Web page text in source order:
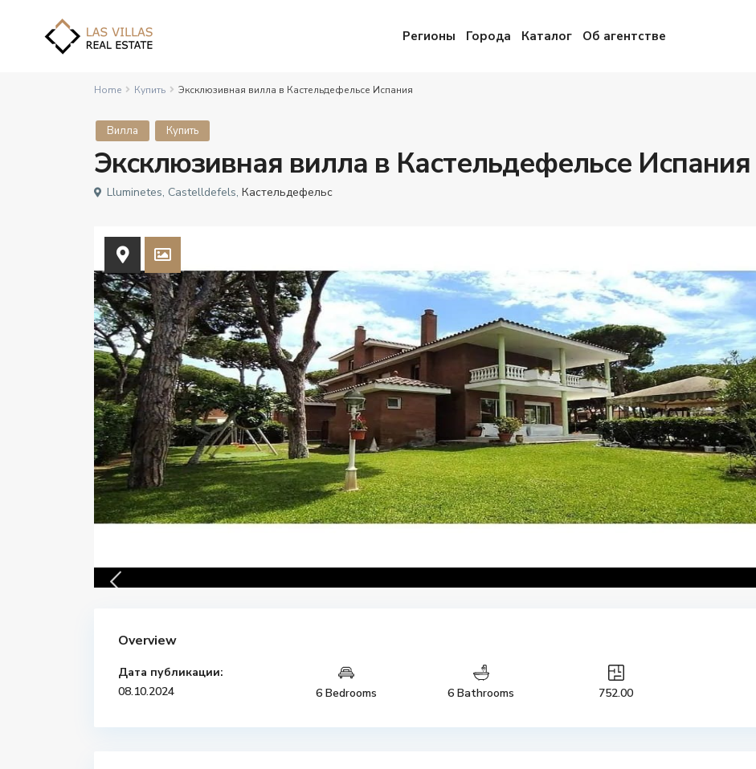
Регионы Города Каталог Об агентстве
Home Купить Эксклюзивная вилла в Кастельдефельсе Испания
Вилла Купить
Эксклюзивная вилла в Кастельдефельсе Испания
Lluminetes, Castelldefels, Кастельдефельс
Overview
Дата публикации:
08.10.2024
6 Bedrooms 6 Bathrooms 752.00